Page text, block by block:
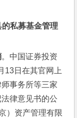
私募基金管理
。中国证券投资
13日在其官网上
事务所等三家
律意见书的公
）资产管理有限